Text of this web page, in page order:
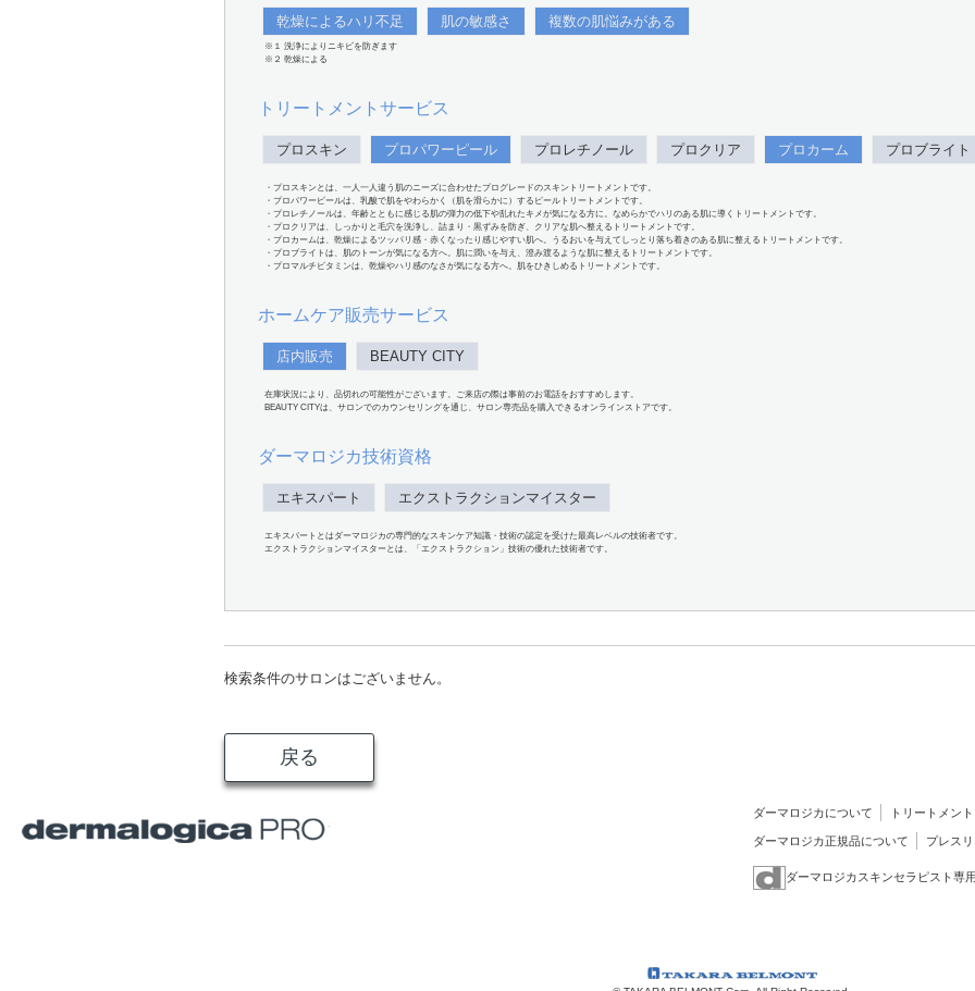
乾燥によるハリ不足 肌の敏感さ 複数の肌悩みがある
※１ 洗浄によりニキビを防ぎます
※２ 乾燥による
トリートメントサービス
プロスキン プロパワーピール プロレチノール プロクリア プロカーム プロブライト
・プロスキンとは、一人一人違う肌のニーズに合わせたプログレードのスキントリートメントです。
・プロパワーピールは、乳酸で肌をやわらかく（肌を滑らかに）するピールトリートメントです。
・プロレチノールは、年齢とともに感じる肌の弾力の低下や乱れたキメが気になる方に。なめらかでハリのある肌に導くトリートメントです。
・プロクリアは、しっかりと毛穴を洗浄し、詰まり・黒ずみを防ぎ、クリアな肌へ整えるトリートメントです。
・プロカームは、乾燥によるツッパリ感・赤くなったり感じやすい肌へ。うるおいを与えてしっとり落ち着きのある肌に整えるトリートメントです。
・プロブライトは、肌のトーンが気になる方へ。肌に潤いを与え、澄み渡るような肌に整えるトリートメントです。
・プロマルチビタミンは、乾燥やハリ感のなさが気になる方へ。肌をひきしめるトリートメントです。
ホームケア販売サービス
店内販売 BEAUTY CITY
在庫状況により、品切れの可能性がございます。ご来店の際は事前のお電話をおすすめします。
BEAUTY CITYは、サロンでのカウンセリングを通じ、サロン専売品を購入できるオンラインストアです。
ダーマロジカ技術資格
エキスパート エクストラクションマイスター
エキスパートとはダーマロジカの専門的なスキンケア知識・技術の認定を受けた最高レベルの技術者です。
エクストラクションマイスターとは、「エクストラクション」技術の優れた技術者です。
検索条件のサロンはございません。
戻る
ダーマロジカについて トリートメント
ダーマロジカ正規品について プレス
ダーマロジカスキンセラピスト専